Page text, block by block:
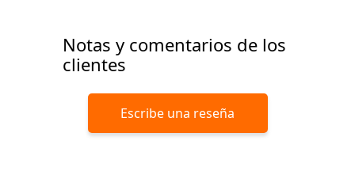
Notas y comentarios de los
clientes
Escribe una reseña